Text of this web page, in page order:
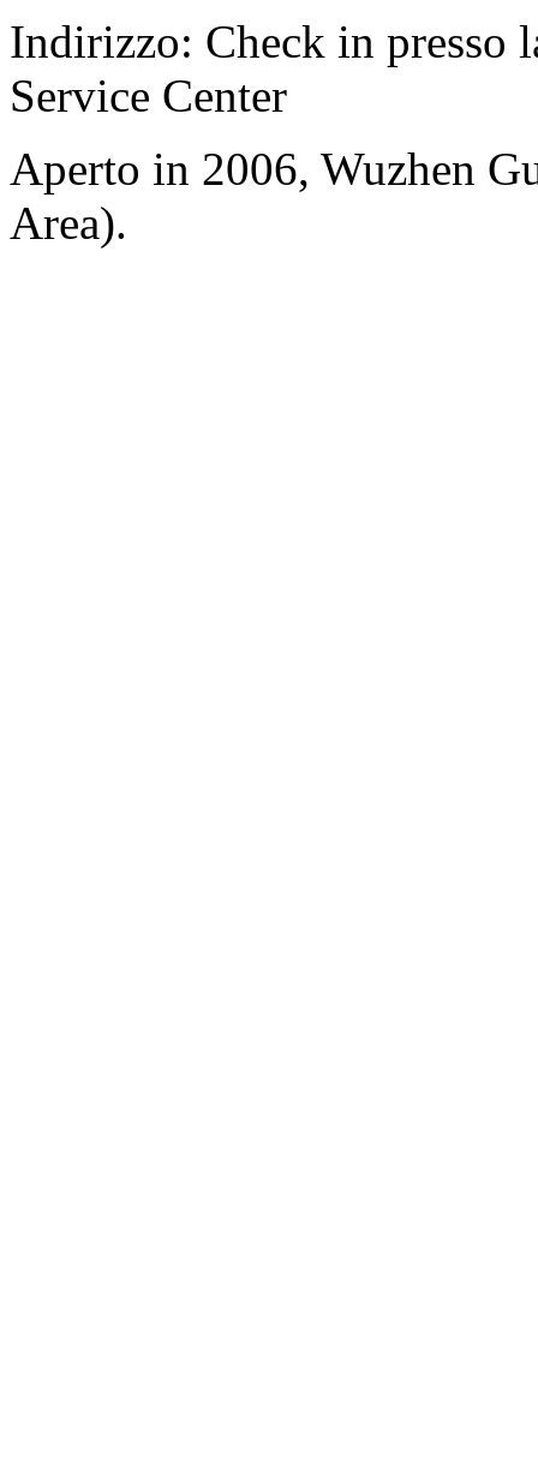
Indirizzo: Check in presso
Service Center
Aperto in 2006, Wuzhen
Area).